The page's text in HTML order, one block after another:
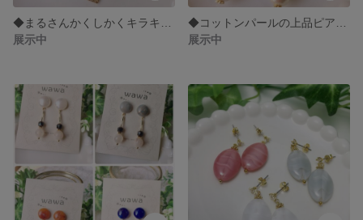
展示中
展示中